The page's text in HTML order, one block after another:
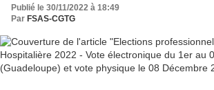
Publié le 30/11/2022 à 18:49
Par FSAS-CGTG